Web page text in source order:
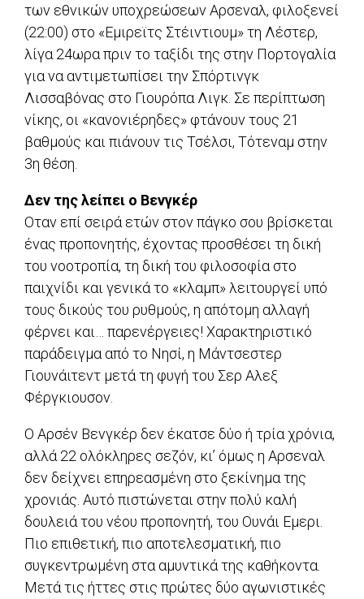
των εθνικών υποχρεώσεων Αρσεναλ, φιλοξενεί
(22:00) στο «Εμιρεϊτς Στέιντιουμ» τη Λέστερ,
λίγα 24ωρα πριν το ταξίδι της στην Πορτογαλία
για να αντιμετωπίσει την Σπόρτινγκ
Λισσαβόνας στο Γιουρόπα Λιγκ. Σε περίπτωση
νίκης, οι «κανονιέρηδες» φτάνουν τους 21
βαθμούς και πιάνουν τις Τσέλσι, Τότεναμ στην
3η θέση.
Δεν της λείπει ο Βενγκέρ
Οταν επί σειρά ετών στον πάγκο σου βρίσκεται
ένας προπονητής, έχοντας προσθέσει τη δική
του νοοτροπία, τη δική του φιλοσοφία στο
παιχνίδι και γενικά το «κλαμπ» λειτουργεί υπό
τους δικούς του ρυθμούς, η απότομη αλλαγή
φέρνει και… παρενέργειες! Χαρακτηριστικό
παράδειγμα από το Νησί, η Μάντσεστερ
Γιουνάιτεντ μετά τη φυγή του Σερ Αλεξ
Φέργκιουσον.
Ο Αρσέν Βενγκέρ δεν έκατσε δύο ή τρία χρόνια,
αλλά 22 ολόκληρες σεζόν, κι’ όμως η Αρσεναλ
δεν δείχνει επηρεασμένη στο ξεκίνημα της
χρονιάς. Αυτό πιστώνεται στην πολύ καλή
δουλειά του νέου προπονητή, του Ουνάι Εμερι.
Πιο επιθετική, πιο αποτελεσματική, πιο
συγκεντρωμένη στα αμυντικά της καθήκοντα.
Μετά τις ήττες στις πρώτες δύο αγωνιστικές